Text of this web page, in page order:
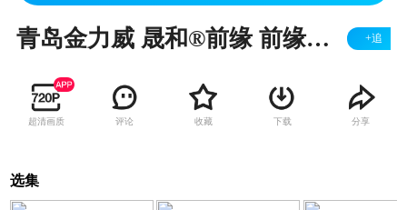
青岛金力威 晟和®前缘 前缘送纸部 平压平模切机专用升级款运行 +追
超清画质 评论 收藏 下载 分享
选集